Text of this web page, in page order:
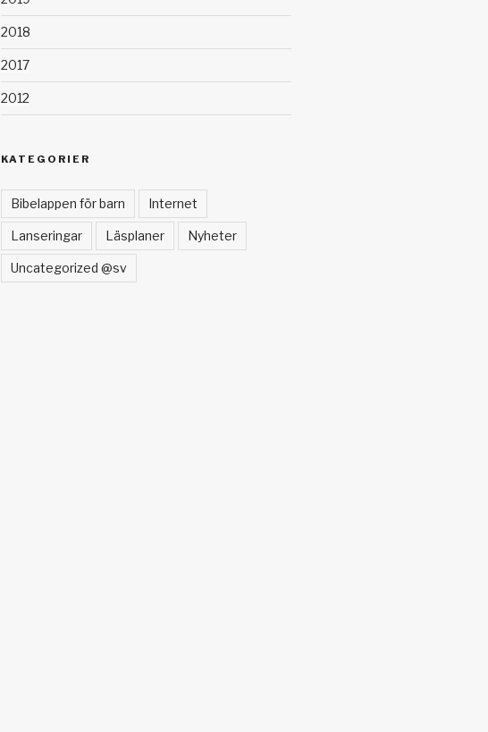
2018
2017
2012
KATEGORIER
Bibelappen för barn Internet
Lanseringar Läsplaner Nyheter
Uncategorized @sv